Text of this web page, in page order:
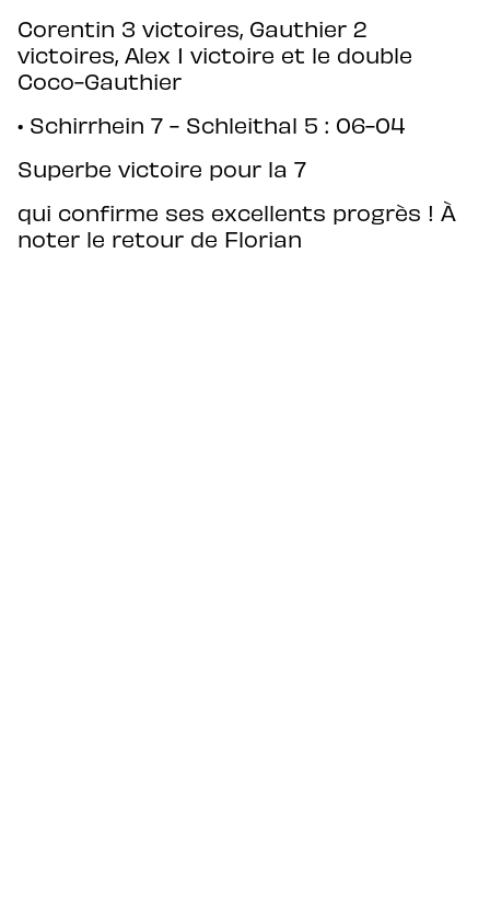
Corentin 3 victoires, Gauthier 2
victoires, Alex 1 victoire et le double
Coco-Gauthier
• Schirrhein 7 - Schleithal 5 : 06-04
Superbe victoire pour la 7
qui confirme ses excellents progrès ! À
noter le retour de Florian
Instagram
MENTIONS LÉGALES
COOKIES
POLITIQUE DE CONFIDENTIALITÉ
ESPACE ADMINISTRATEUR